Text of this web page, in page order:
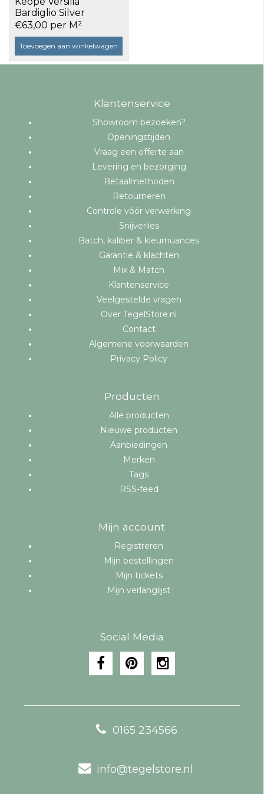
Bardiglio Silver
Outdoor R11 60x120x2
a 0,72 m²
€63,00 per M²
Toevoegen aan winkelwagen
Klantenservice
Showroom bezoeken?
Openingstijden
Vraag een offerte aan
Levering en bezorging
Betaalmethoden
Retourneren
Controle vóór verwerking
Snijverlies
Batch, kaliber & kleurnuances
Garantie & klachten
Mix & Match
Klantenservice
Veelgestelde vragen
Over TegelStore.nl
Contact
Algemene voorwaarden
Privacy Policy
Producten
Alle producten
Nieuwe producten
Aanbiedingen
Merken
Tags
RSS-feed
Mijn account
Registreren
Mijn bestellingen
Mijn tickets
Mijn verlanglijst
Social Media
0165 234566
info@tegelstore.nl